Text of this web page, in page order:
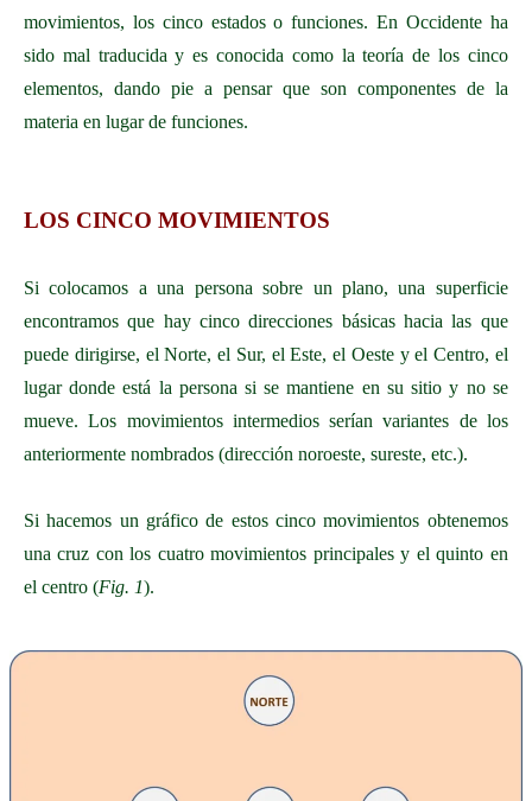
movimientos, los cinco estados o funciones. En Occidente ha
sido mal traducida y es conocida como la teoría de los cinco
elementos, dando pie a pensar que son componentes de la
materia en lugar de funciones.
LOS CINCO MOVIMIENTOS
Si colocamos a una persona sobre un plano, una superficie
encontramos que hay cinco direcciones básicas hacia las que
puede dirigirse, el Norte, el Sur, el Este, el Oeste y el Centro, el
lugar donde está la persona si se mantiene en su sitio y no se
mueve. Los movimientos intermedios serían variantes de los
anteriormente nombrados (dirección noroeste, sureste, etc.).
Si hacemos un gráfico de estos cinco movimientos obtenemos
una cruz con los cuatro movimientos principales y el quinto en
el centro (Fig. 1).